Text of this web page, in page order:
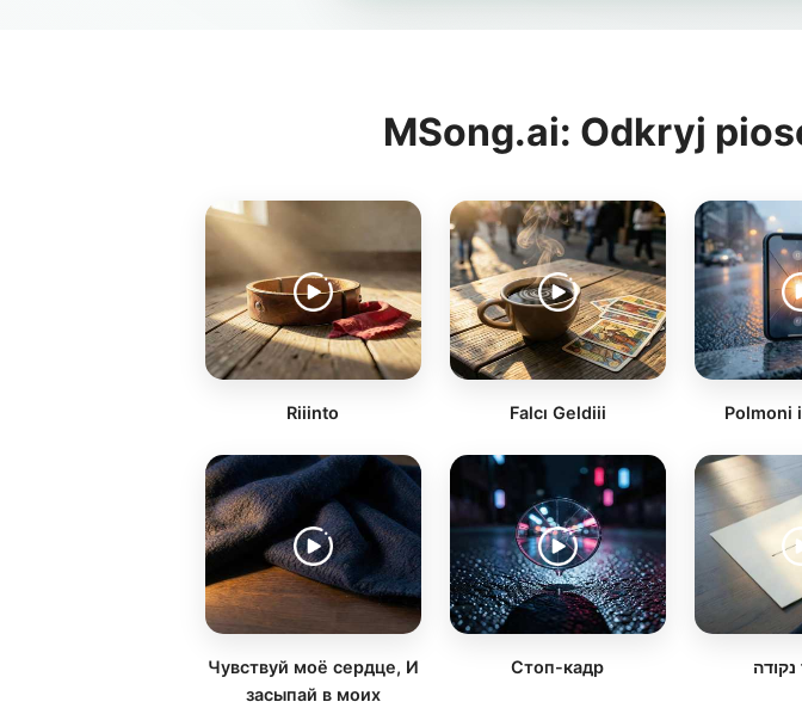
MSong.ai: Odkryj
Riiinto Falcı Geldiii Polmoni
Чувствуй моё сердце, И
засыпай в моих
Стоп-кадр נקודה